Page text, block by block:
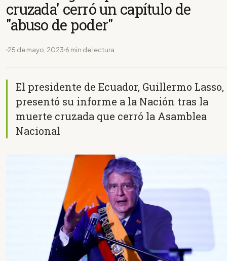
cruzada' cerró un capítulo de
"abuso de poder"
25 de mayo, 2023 6 min de lectura
El presidente de Ecuador, Guillermo Lasso,
presentó su informe a la Nación tras la
muerte cruzada que cerró la Asamblea
Nacional